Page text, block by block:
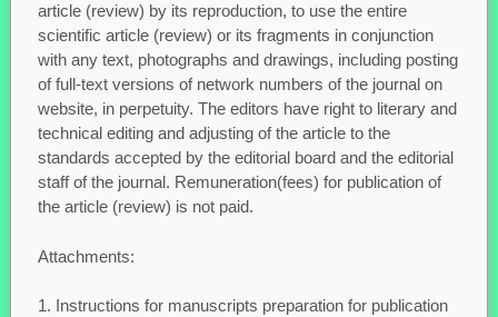
article (review) by its reproduction, to use the entire
scientific article (review) or its fragments in conjunction
with any text, photographs and drawings, including posting
of full-text versions of network numbers of the journal on
website, in perpetuity. The editors have right to literary and
technical editing and adjusting of the article to the
standards accepted by the editorial board and the editorial
staff of the journal. Remuneration(fees) for publication of
the article (review) is not paid.
Attachments:
Instructions for manuscripts preparation for publication